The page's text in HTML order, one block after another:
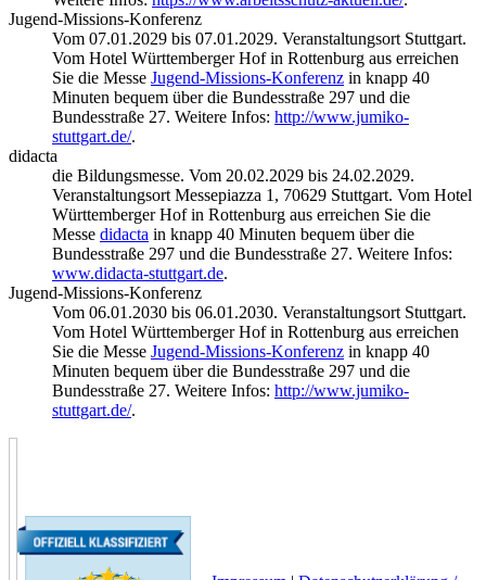
Jugend-Missions-Konferenz
Vom 07.01.2029 bis 07.01.2029. Veranstaltungsort Stuttgart.
Vom Hotel Württemberger Hof in Rottenburg aus erreichen
Sie die Messe Jugend-Missions-Konferenz in knapp 40
Minuten bequem über die Bundesstraße 297 und die
Bundesstraße 27. Weitere Infos: http://www.jumiko-
stuttgart.de/.
didacta
die Bildungsmesse. Vom 20.02.2029 bis 24.02.2029.
Veranstaltungsort Messepiazza 1, 70629 Stuttgart. Vom Hotel
Württemberger Hof in Rottenburg aus erreichen Sie die
Messe didacta in knapp 40 Minuten bequem über die
Bundesstraße 297 und die Bundesstraße 27. Weitere Infos:
www.didacta-stuttgart.de.
Jugend-Missions-Konferenz
Vom 06.01.2030 bis 06.01.2030. Veranstaltungsort Stuttgart.
Vom Hotel Württemberger Hof in Rottenburg aus erreichen
Sie die Messe Jugend-Missions-Konferenz in knapp 40
Minuten bequem über die Bundesstraße 297 und die
Bundesstraße 27. Weitere Infos: http://www.jumiko-
stuttgart.de/.